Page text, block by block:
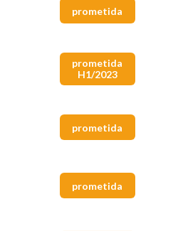
prometida
prometida
H1/2023
prometida
prometida